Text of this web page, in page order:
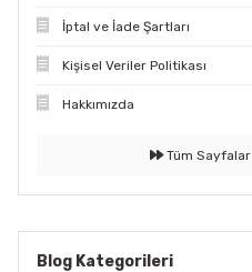
İptal ve İade Şartları
Kişisel Veriler Politikası
Hakkımızda
Tüm Sayfalar
Blog Kategorileri